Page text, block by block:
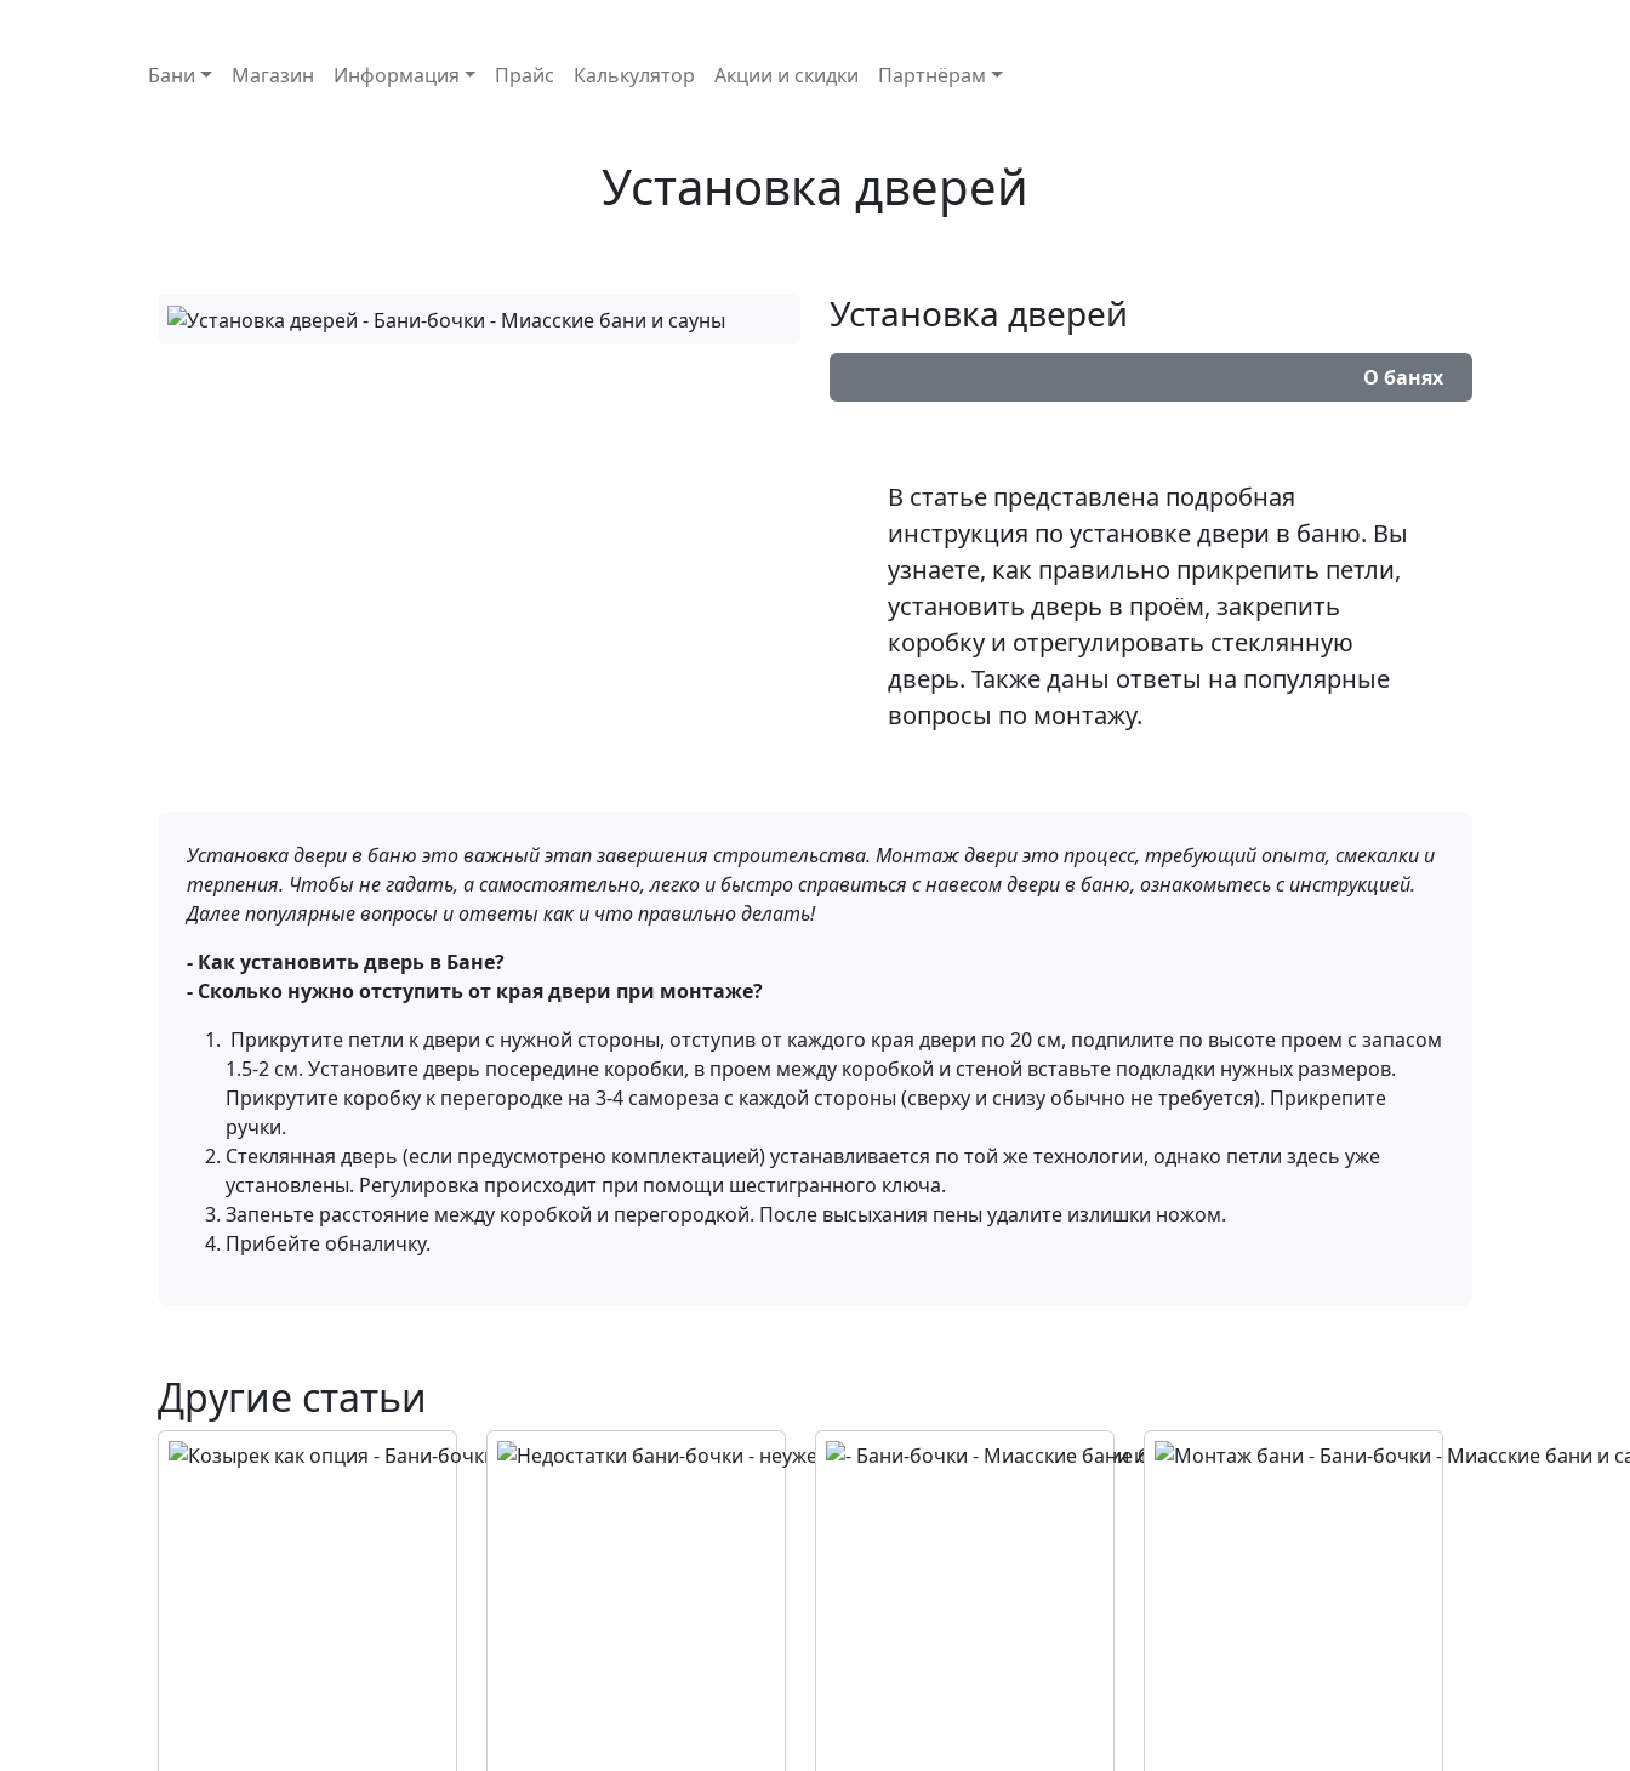
Основная навигация
Бани Магазин Информация Прайс Калькулятор Акции и скидки Партнёрам
Установка дверей
Установка дверей
О банях
В статье представлена подробная
инструкция по установке двери в баню. Вы
узнаете, как правильно прикрепить петли,
установить дверь в проём, закрепить
коробку и отрегулировать стеклянную
дверь. Также даны ответы на популярные
вопросы по монтажу.
Установка двери в баню это важный этап завершения строительства. Монтаж двери это процесс, требующий опыта, смекалки и
терпения. Чтобы не гадать, а самостоятельно, легко и быстро справиться с навесом двери в баню, ознакомьтесь с инструкцией.
Далее популярные вопросы и ответы как и что правильно делать!
- Какустановитьдверь в Бане?
- Сколько нужноотступитьот краядвери при монтаже?
Прикрутите петли к двери с нужной стороны, отступив от каждого края двери по 20 см, подпилите по высоте проем с запасом
1.5-2 см. Установите дверь посередине коробки, в проем между коробкой и стеной вставьте подкладки нужных размеров.
Прикрутите коробку к перегородке на 3-4 самореза с каждой стороны (сверху и снизу обычно не требуется). Прикрепите
ручки.
Стеклянная дверь (если предусмотрено комплектацией) устанавливается по той же технологии, однако петли здесь уже
установлены. Регулировка происходит при помощи шестигранного ключа.
Запеньте расстояние между коробкой и перегородкой. После высыхания пены удалите излишки ножом.
Прибейте обналичку.
Другие статьи